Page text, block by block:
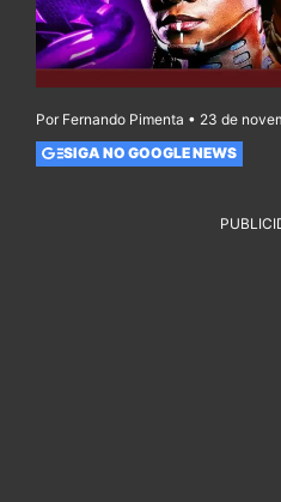
Por Fernando Pimenta • 23 de
SIGA NO GOOGLE NEWS